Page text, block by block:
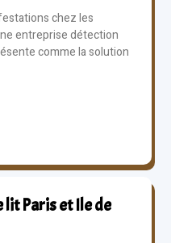
chez les
entreprise détection
comme la solution
Paris et Ile de